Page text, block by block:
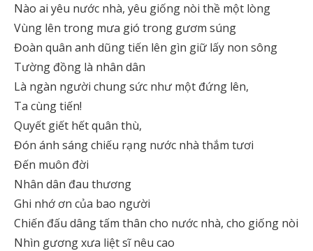
Nào ai yêu nước nhà, yêu giống nòi thề một lòng
Vùng lên trong mưa gió trong gươm súng
Đoàn quân anh dũng tiến lên gìn giữ lấy non sông
Tường đồng là nhân dân
Là ngàn người chung sức như một đứng lên,
Ta cùng tiến!
Quyết giết hết quân thù,
Đón ánh sáng chiếu rạng nước nhà thắm tươi
Đến muôn đời
Nhân dân đau thương
Ghi nhớ ơn của bao người
Chiến đấu dâng tấm thân cho nước nhà, cho giống nòi
Nhìn gương xưa liệt sĩ nêu cao